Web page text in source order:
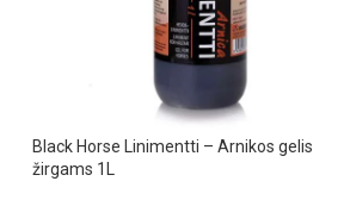
Black Horse Linimentti – Arnikos gelis
žirgams 1L